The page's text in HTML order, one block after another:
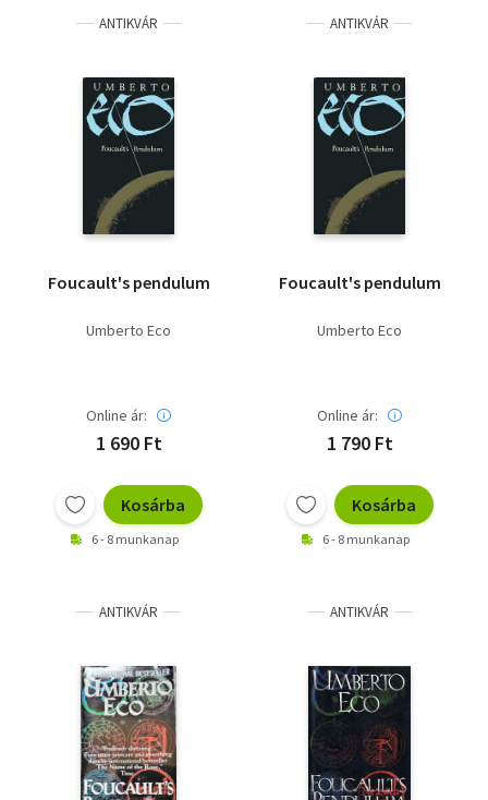
ANTIKVÁR
Foucault's pendulum
Umberto Eco
Online ár:
1 690 Ft
Kosárba
6 - 8 munkanap
ANTIKVÁR
Foucault's pendulum
Umberto Eco
Online ár:
1 790 Ft
Kosárba
6 - 8 munkanap
ANTIKVÁR ANTIKVÁR